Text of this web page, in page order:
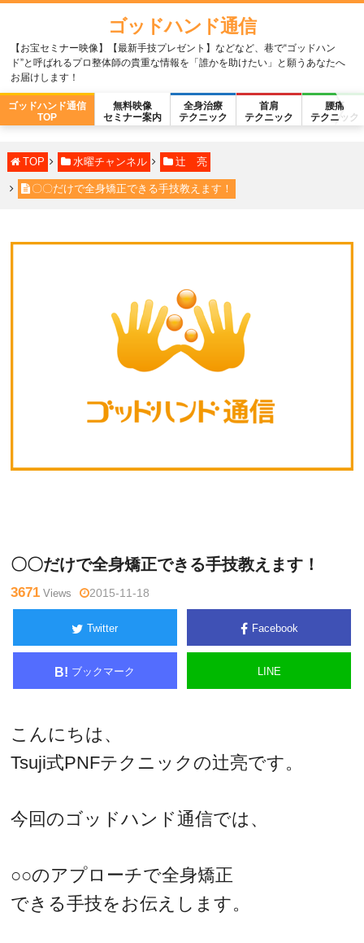
ゴッドハンド通信
【お宝セミナー映像】【最新手技プレゼント】などなど、巷で“ゴッドハン
ド”と呼ばれるプロ整体師の貴重な情報を「誰かを助けたい」と願うあなたへ
お届けします！
ゴッドハンド通信
TOP
無料映像
セミナー案内
全身治療
テクニック
首肩
テクニック
腰痛
テクニック
TOP 水曜チャンネル 辻 亮
〇〇だけで全身矯正できる手技教えます！
〇〇だけで全身矯正できる手技教えます！
3671 Views 2015-11-18
Twitter Facebook
B! ブックマーク LINE
こんにちは、
Tsuji式PNFテクニックの辻亮です。
今回のゴッドハンド通信では、
○○のアプローチで全身矯正
できる手技をお伝えします。